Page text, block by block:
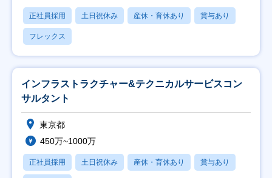
正社員採用 土日祝休み 産休・育休あり 賞与あり
フレックス
インフラストラクチャー&テクニカルサービスコン
サルタント
東京都
450万~1000万
正社員採用 土日祝休み 産休・育休あり 賞与あり